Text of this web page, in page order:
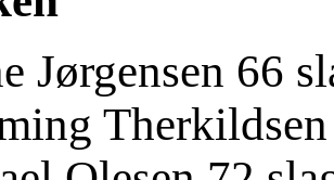
Jørgensen 66